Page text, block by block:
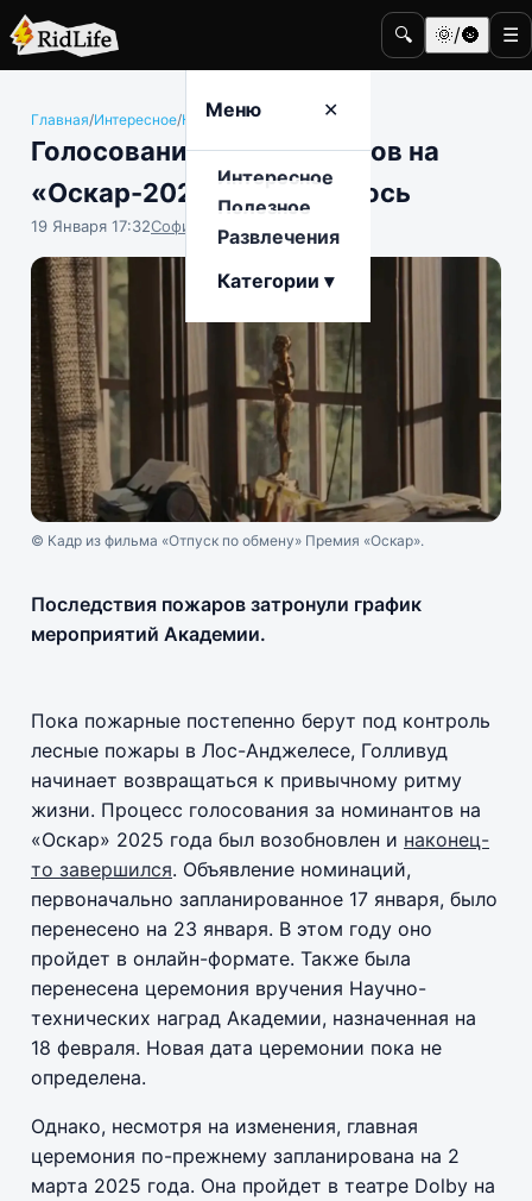
🔍 🌞/🌚 ☰
Меню ✕
Интересное
Полезное
Развлечения
Категории ▾
Главная/Интересное/Кино и телевидение
Голосование за номинантов на
«Оскар-2025» завершилось
19 Января 17:32София Насыпова
© Кадр из фильма «Отпуск по обмену» Премия «Оскар».
Последствия пожаров затронули график
мероприятий Академии.
Пока пожарные постепенно берут под контроль
лесные пожары в Лос-Анджелесе, Голливуд
начинает возвращаться к привычному ритму
жизни. Процесс голосования за номинантов на
«Оскар» 2025 года был возобновлен и наконец-
то завершился. Объявление номинаций,
первоначально запланированное 17 января, было
перенесено на 23 января. В этом году оно
пройдет в онлайн-формате. Также была
перенесена церемония вручения Научно-
технических наград Академии, назначенная на
18 февраля. Новая дата церемонии пока не
определена.
Однако, несмотря на изменения, главная
церемония по-прежнему запланирована на 2
марта 2025 года. Она пройдет в театре Dolby на